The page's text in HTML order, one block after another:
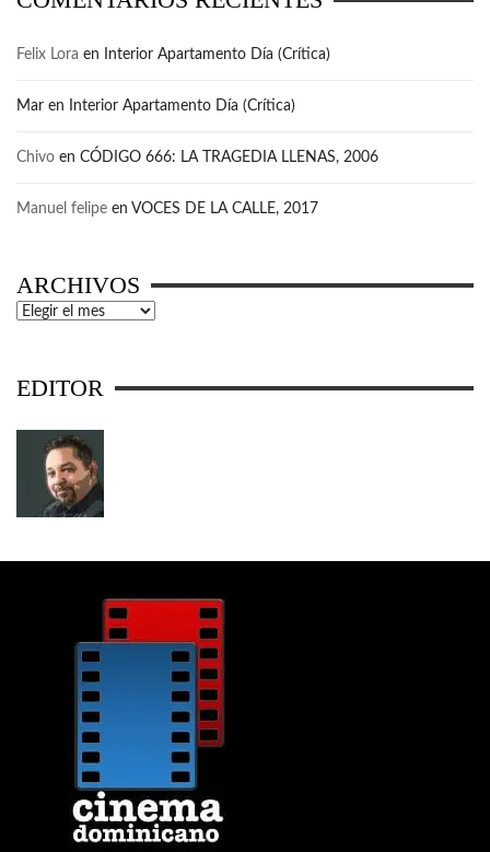
Felix Lora en Interior Apartamento Día (Crítica)
Mar en Interior Apartamento Día (Crítica)
Chivo en CÓDIGO 666: LA TRAGEDIA LLENAS, 2006
Manuel felipe en VOCES DE LA CALLE, 2017
ARCHIVOS
Archivos
EDITOR